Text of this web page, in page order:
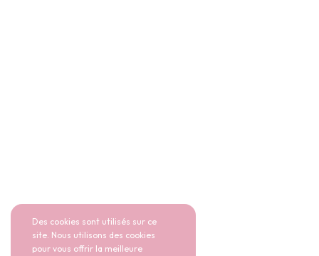
Des cookies sont utilisés sur ce
site. Nous utilisons des cookies
pour vous offrir la meilleure